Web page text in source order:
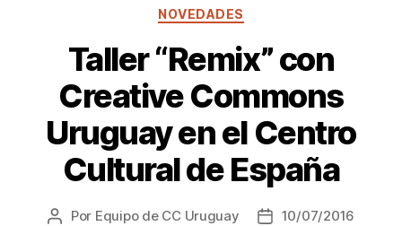
Categorías
NOVEDADES
Taller “Remix” con
Creative Commons
Uruguay en el Centro
Cultural de España
Autor
Por Equipo de CC Uruguay
Fecha10/07/2016